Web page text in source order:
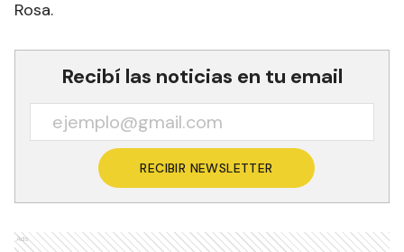
Rosa.
Recibí las noticias en tu email
RECIBIR NEWSLETTER
Ads